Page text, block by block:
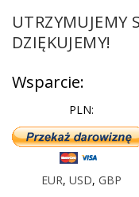
UTRZYMUJEMY
DZIĘKUJEMY!
Wsparcie:
PLN:
EUR, USD, GBP